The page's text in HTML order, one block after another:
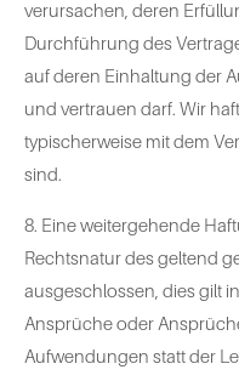
verursachen, deren
Durchführung des
auf deren Einhaltung der
und vertrauen darf. Wir
typischerweise mit dem
sind.
8. Eine weitergehende
Rechtsnatur des geltend
ausgeschlossen, dies gilt
Ansprüche oder
Aufwendungen statt der